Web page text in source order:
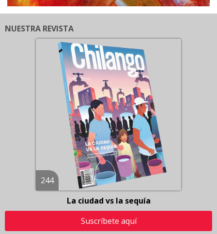
NUESTRA REVISTA
244
La ciudad vs la sequía
Suscríbete aquí